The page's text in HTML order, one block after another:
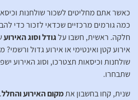
כאשר אתם מחליטים לשכור שולחנות
כמה גורמים מרכזיים שכדאי לזכור כדי
חלקה. ראשית, חשבו עלגודל וסוג האירוע
אירוע קטן ואינטימי או אירוע גדול
שולחנות וכיסאות תצטרכו, וסוג האירוע
שתבחרו.
שנית, קחו בחשבון אתמקום האירוע והחלל